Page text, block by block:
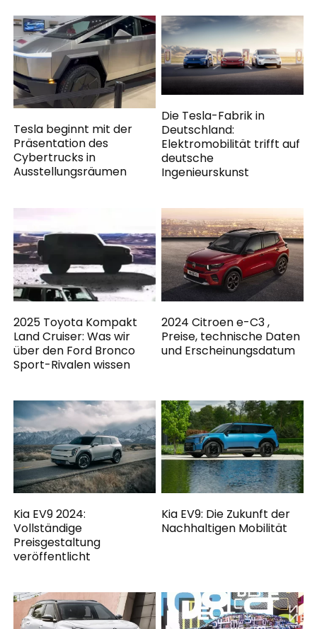
Tesla beginnt mit der
Präsentation des
Cybertrucks in
Ausstellungsräumen
Die Tesla-Fabrik in
Deutschland:
Elektromobilität trifft auf
deutsche
Ingenieurskunst
2025 Toyota Kompakt
Land Cruiser: Was wir
über den Ford Bronco
Sport-Rivalen wissen
2024 Citroen e-C3 ,
Preise, technische Daten
und Erscheinungsdatum
Kia EV9 2024:
Vollständige
Preisgestaltung
veröffentlicht
Kia EV9: Die Zukunft der
Nachhaltigen Mobilität